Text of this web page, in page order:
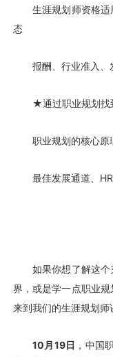
生涯规划师资格适
态
报酬、行业准入、
★通过职业规划找
职业规划的核心原
最佳发展通道、HR
如果你想了解这个
界，或是学一点职业
来到我们的生涯规划师
10月19日 ，中国